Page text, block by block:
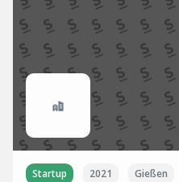
Startup 2021 Gießen